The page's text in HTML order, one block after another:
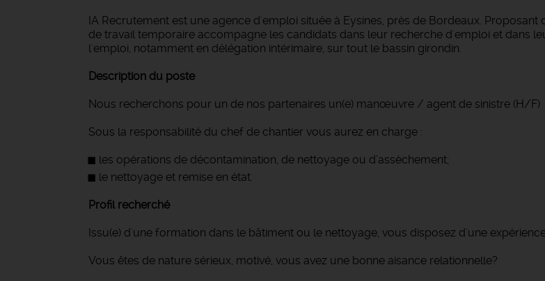
IA Recrutement est une agence d'emploi située à Eysines, près de Bordeaux. Proposant
de travail temporaire accompagne les candidats dans leur recherche d'emploi et dans
l'emploi, notamment en délégation intérimaire, sur tout le bassin girondin.
Description du poste
Nous recherchons pour un de nos partenaires un(e) manœuvre / agent de sinistre (H/F)
Sous la responsabilité du chef de chantier vous aurez en charge :
les opérations de décontamination, de nettoyage ou d’assèchement;
le nettoyage et remise en état.
Profil recherché
Issu(e) d'une formation dans le bâtiment ou le nettoyage, vous disposez d'une
Vous êtes de nature sérieux, motivé, vous avez une bonne aisance relationnelle?